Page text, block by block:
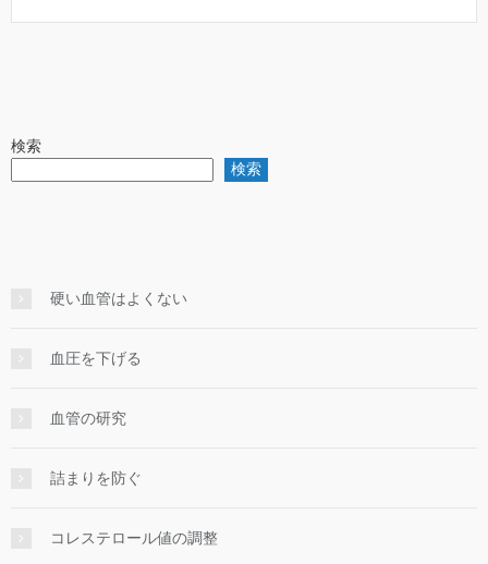
検索
検索
硬い血管はよくない
血圧を下げる
血管の研究
詰まりを防ぐ
コレステロール値の調整